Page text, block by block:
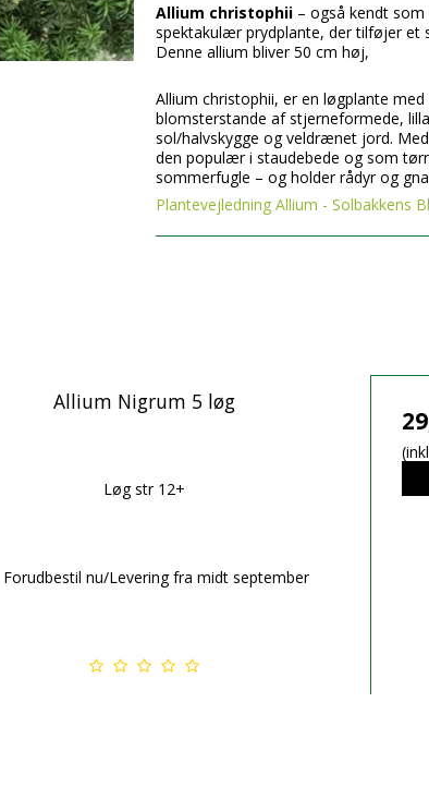
Allium christophii – også kendt som
spektakulær prydplante, der tilføjer et
Denne allium bliver 50 cm høj,
Allium christophii, er en løgplante
blomsterstande af stjerneformede,
sol/halvskygge og veldrænet jord.
den populær i staudebede og som
sommerfugle – og holder rådyr og
Plantevejledning Allium - Solbakkens
Allium Nigrum 5 løg
Løg str 12+
Forudbestil nu/Levering fra midt september